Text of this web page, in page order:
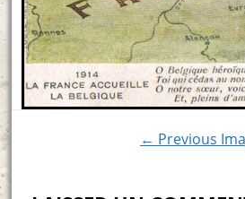
← Previous